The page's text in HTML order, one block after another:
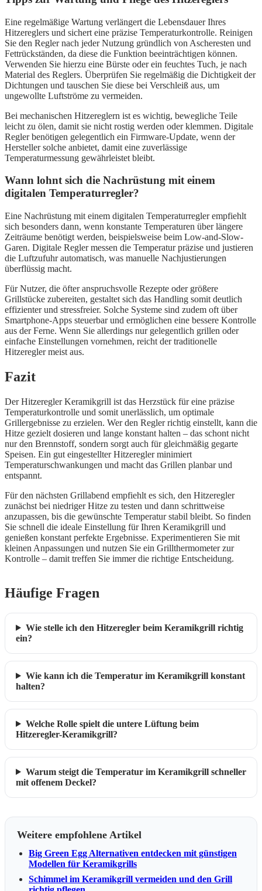
Eine regelmäßige Wartung verlängert die Lebensdauer Ihres
Hitzereglers und sichert eine präzise Temperaturkontrolle. Reinigen
Sie den Regler nach jeder Nutzung gründlich von Ascheresten und
Fettrückständen, da diese die Funktion beeinträchtigen können.
Verwenden Sie hierzu eine Bürste oder ein feuchtes Tuch, je nach
Material des Reglers. Überprüfen Sie regelmäßig die Dichtigkeit der
Dichtungen und tauschen Sie diese bei Verschleiß aus, um
ungewollte Luftströme zu vermeiden.
Bei mechanischen Hitzereglern ist es wichtig, bewegliche Teile
leicht zu ölen, damit sie nicht rostig werden oder klemmen. Digitale
Regler benötigen gelegentlich ein Firmware-Update, wenn der
Hersteller solche anbietet, damit eine zuverlässige
Temperaturmessung gewährleistet bleibt.
Wann lohnt sich die Nachrüstung mit einem
digitalen Temperaturregler?
Eine Nachrüstung mit einem digitalen Temperaturregler empfiehlt
sich besonders dann, wenn konstante Temperaturen über längere
Zeiträume benötigt werden, beispielsweise beim Low-and-Slow-
Garen. Digitale Regler messen die Temperatur präzise und justieren
die Luftzufuhr automatisch, was manuelle Nachjustierungen
überflüssig macht.
Für Nutzer, die öfter anspruchsvolle Rezepte oder größere
Grillstücke zubereiten, gestaltet sich das Handling somit deutlich
effizienter und stressfreier. Solche Systeme sind zudem oft über
Smartphone-Apps steuerbar und ermöglichen eine bessere Kontrolle
aus der Ferne. Wenn Sie allerdings nur gelegentlich grillen oder
einfache Einstellungen vornehmen, reicht der traditionelle
Hitzeregler meist aus.
Fazit
Der Hitzeregler Keramikgrill ist das Herzstück für eine präzise
Temperaturkontrolle und somit unerlässlich, um optimale
Grillergebnisse zu erzielen. Wer den Regler richtig einstellt, kann die
Hitze gezielt dosieren und lange konstant halten – das schont nicht
nur den Brennstoff, sondern sorgt auch für gleichmäßig gegarte
Speisen. Ein gut eingestellter Hitzeregler minimiert
Temperaturschwankungen und macht das Grillen planbar und
entspannt.
Für den nächsten Grillabend empfiehlt es sich, den Hitzeregler
zunächst bei niedriger Hitze zu testen und dann schrittweise
anzupassen, bis die gewünschte Temperatur stabil bleibt. So finden
Sie schnell die ideale Einstellung für Ihren Keramikgrill und
genießen konstant perfekte Ergebnisse. Experimentieren Sie mit
kleinen Anpassungen und nutzen Sie ein Grillthermometer zur
Kontrolle – damit treffen Sie immer die richtige Entscheidung.
Häufige Fragen
Wie stelle ich den Hitzeregler beim Keramikgrill richtig
ein?
Wie kann ich die Temperatur im Keramikgrill konstant
halten?
Welche Rolle spielt die untere Lüftung beim
Hitzeregler-Keramikgrill?
Warum steigt die Temperatur im Keramikgrill schneller
mit offenem Deckel?
Weitere empfohlene Artikel
Big Green Egg Alternativen entdecken mit günstigen
Modellen für Keramikgrills
Schimmel im Keramikgrill vermeiden und den Grill